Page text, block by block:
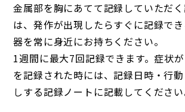
金属部を胸にあてて記録していただ
は、発作が出現したらすぐに記録で
器を常に身近にお持ちください。
1週間に最大7回記録できます。症状
を記録された時には、記録日時・行
しする記録ノートに記載してください